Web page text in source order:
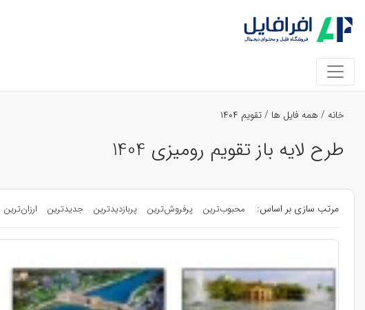
خانه / همه فایل ها /تقویم ۱۴۰۴
طرح لایه باز تقویم رومیزی 1404
مرتب سازی بر اساس: محبوب‌ترین پرفروش‌ترین پربازدیدترین جدیدترین ارزان‌ترین